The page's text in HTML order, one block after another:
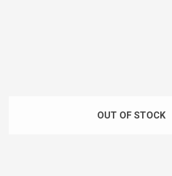
OUT OF STOCK